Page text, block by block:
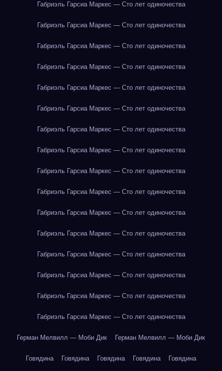
Габриэль Гарсиа Маркес — Сто лет одиночества
Габриэль Гарсиа Маркес — Сто лет одиночества
Габриэль Гарсиа Маркес — Сто лет одиночества
Габриэль Гарсиа Маркес — Сто лет одиночества
Габриэль Гарсиа Маркес — Сто лет одиночества
Габриэль Гарсиа Маркес — Сто лет одиночества
Габриэль Гарсиа Маркес — Сто лет одиночества
Габриэль Гарсиа Маркес — Сто лет одиночества
Габриэль Гарсиа Маркес — Сто лет одиночества
Габриэль Гарсиа Маркес — Сто лет одиночества
Габриэль Гарсиа Маркес — Сто лет одиночества
Габриэль Гарсиа Маркес — Сто лет одиночества
Габриэль Гарсиа Маркес — Сто лет одиночества
Габриэль Гарсиа Маркес — Сто лет одиночества
Габриэль Гарсиа Маркес — Сто лет одиночества
Габриэль Гарсиа Маркес — Сто лет одиночества
Герман Мелвилл — Моби Дик Герман Мелвилл — Моби Дик
Говядина Говядина Говядина Говядина Говядина